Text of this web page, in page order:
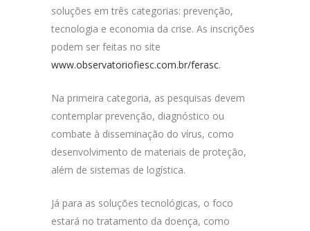
soluções em três categorias: prevenção,
tecnologia e economia da crise. As inscrições
podem ser feitas no site
www.observatoriofiesc.com.br/ferasc.
Na primeira categoria, as pesquisas devem
contemplar prevenção, diagnóstico ou
combate à disseminação do vírus, como
desenvolvimento de materiais de proteção,
além de sistemas de logística.
Já para as soluções tecnológicas, o foco
estará no tratamento da doença, como